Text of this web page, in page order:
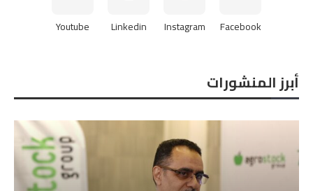
Facebook
Instagram
Linkedin
Youtube
أبرز المنشورات